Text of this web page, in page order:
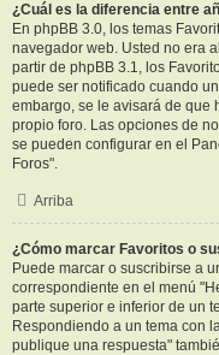
¿Cuál es la diferencia entre
En phpBB 3.0, los temas
navegador web. Usted no era
partir de phpBB 3.1, los
puede ser notificado cuando
embargo, se le avisará de que
propio foro. Las opciones de
se pueden configurar en el
Foros".
Arriba
¿Cómo marcar Favoritos o
Puede marcar o suscribirse a
correspondiente en el menú
parte superior e inferior de un
Respondiendo a un tema con
publique una respuesta"